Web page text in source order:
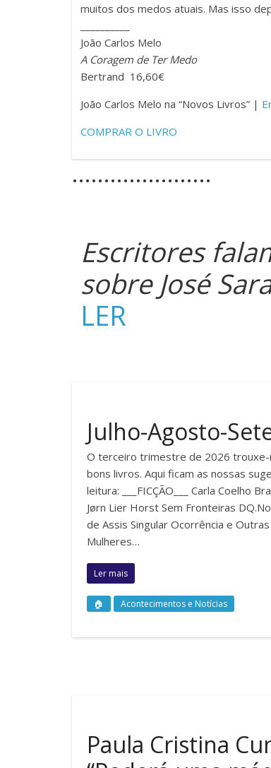
muitos dos medos atuais. Mas isso
João Carlos Melo
A Coragem de Ter Medo
Bertrand 16,60€
João Carlos Melo na “Novos Livros” |
COMPRAR O LIVRO
……………..…..
Escritores
sobre José
LER
Julho-Agosto-
O terceiro trimestre de 2026 trouxe-
bons livros. Aqui ficam as nossas
leitura: ___FICÇÃO___ Carla Coelho
Jørn Lier Horst Sem Fronteiras
de Assis Singular Ocorrência e
Mulheres…
Ler mais
🏠 Acontecimentos e Notícias
Paula Cristina